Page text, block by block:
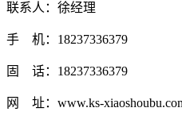
联系人：徐经理
手 机：18237336379
固 话：18237336379
网 址：www.ks-